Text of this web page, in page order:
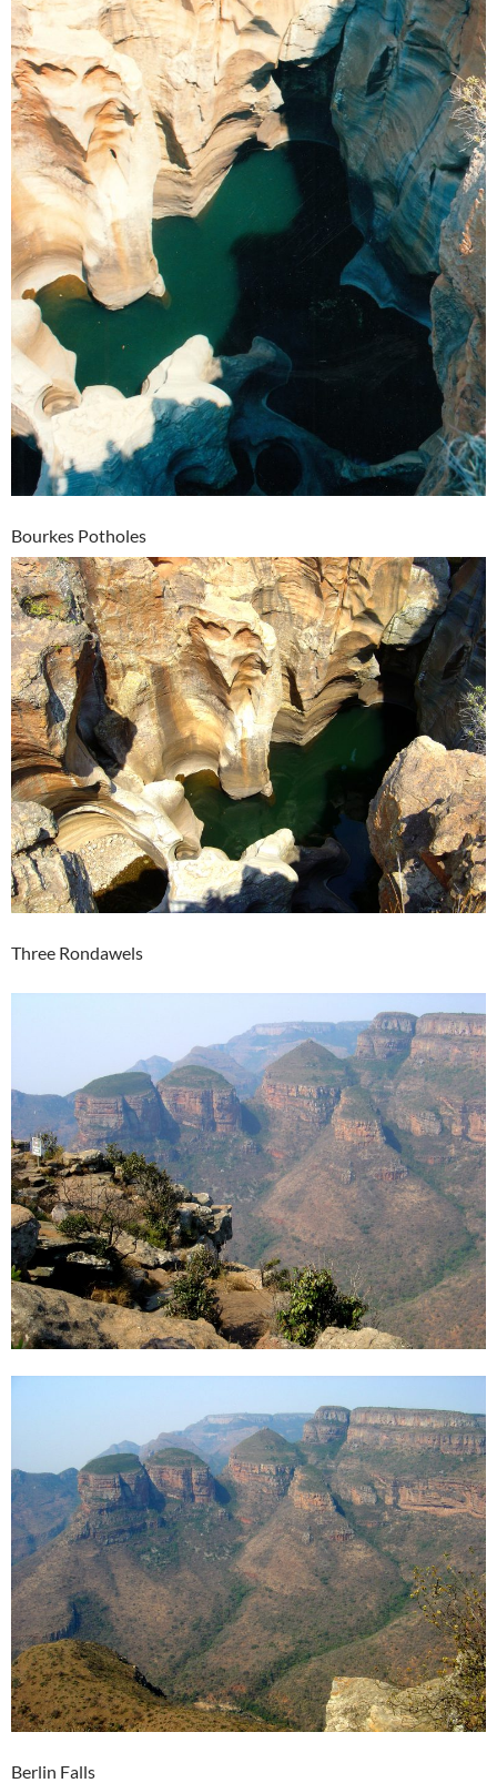
Bourkes Potholes
Three Rondawels
Berlin Falls